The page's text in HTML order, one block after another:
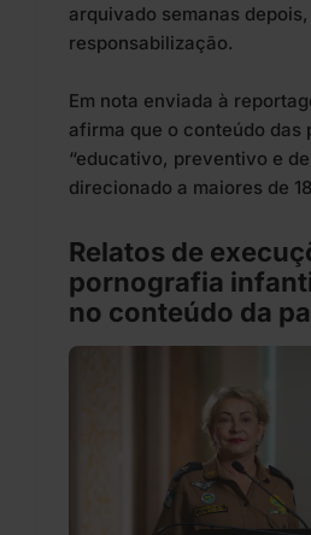
arquivado semanas depois,
responsabilização.
Em nota enviada à
afirma que o conteúdo das
“educativo, preventivo e
direcionado a maiores de
Relatos de
pornografia
no conteúdo da